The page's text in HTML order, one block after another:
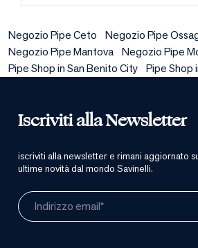
Negozio Pipe Ceto
Negozio Pipe
Negozio Pipe Mantova Negozio Pipe
Pipe Shop in San Benito City Pipe Shop
Iscriviti alla Newsletter
iscriviti alla newsletter e rimani aggiornato
ultime novità dal mondo Savinelli.
Indirizzo email*